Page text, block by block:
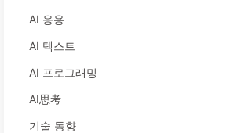
AI 응용
AI 텍스트
AI 프로그래밍
AI思考
기술 동향